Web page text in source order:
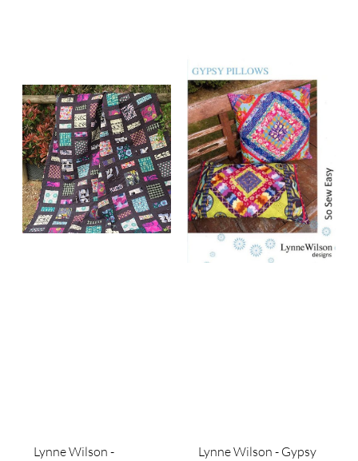
Lynne Wilson -
Lynne Wilson - Gypsy